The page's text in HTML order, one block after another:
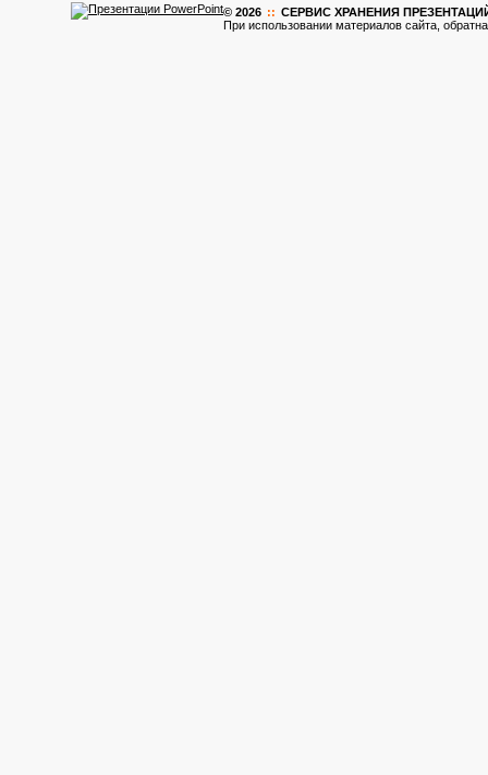
© 2026 :: CЕРВИС ХРАНЕНИЯ ПРЕЗЕНТАЦИЙ
При использовании материалов сайта,